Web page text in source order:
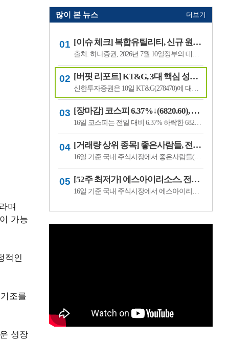
며
가능
적인
조를
성장
초고압 케이블이 새로운 성장동력
으로 자리 잡을 전망이라며 투자의
견 '매수'를 유지하고 목표주가 7
너지의 전일 종가는 4만5550원이
다.김태현 IBK투자증권 연구원은
"올해 2분기 .
많이 본 뉴스 더보기
[이슈 체크] 복합유틸리티, 신규 원전 최대 4기 가능성…한국전력 장기 성장 기대
[버핏 리포트] KT&G, 3대 핵심 성장 산업·신성장동력 통해 견조한 주가 기대 – 신한
[장마감] 코스피 6.37%↓(6820.60), 코스닥 4.53%↓(791.84)
[거래량 상위 종목] 좋은사람들, 전일비 29.90% ↑... 현재가 530원
[52주 최저가] 에스아이리소스, 전일비 29.78.% ↓... 현재가 125원